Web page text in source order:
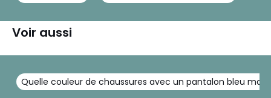
Voir aussi
Quelle couleur de chaussures avec un pantalon bleu